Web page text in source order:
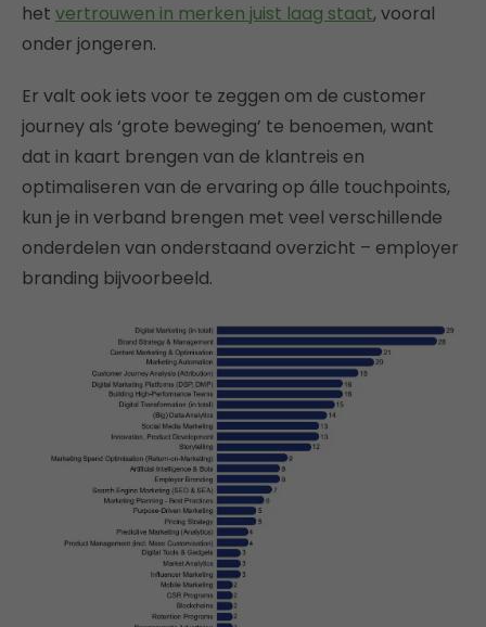
het vertrouwen in merken juist laag staat, vooral
onder jongeren.
Er valt ook iets voor te zeggen om de customer
journey als ‘grote beweging’ te benoemen, want
dat in kaart brengen van de klantreis en
optimaliseren van de ervaring op álle touchpoints,
kun je in verband brengen met veel verschillende
onderdelen van onderstaand overzicht – employer
branding bijvoorbeeld.